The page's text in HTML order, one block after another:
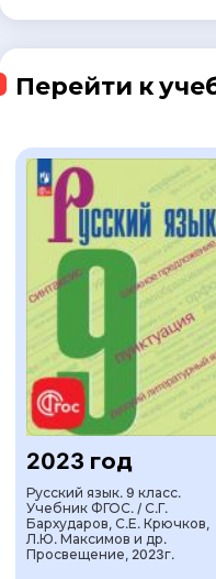
Перейти к
2023 год
Русский язык. 9 класс.
Учебник ФГОС. / С.Г.
Бархударов, С.Е. Крючков,
Л.Ю. Максимов и др.
Просвещение, 2023г.